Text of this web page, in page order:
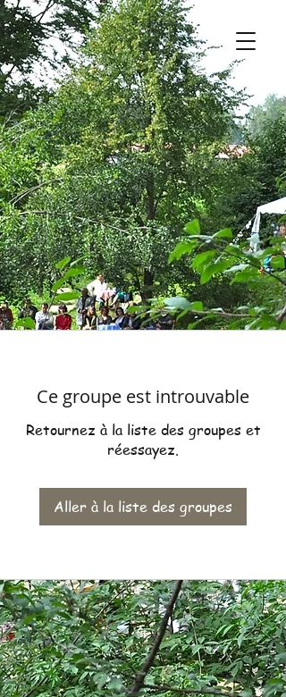
Ce groupe est introuvable
Retournez à la liste des groupes et
réessayez.
Aller à la liste des groupes